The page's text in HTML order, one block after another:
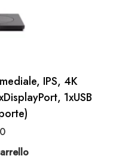
IPS, 4K
1xUSB